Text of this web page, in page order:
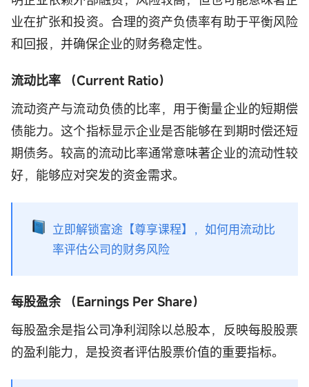
业在扩张和投资。合理的资产负债率有助于平衡风险
和回报，并确保企业的财务稳定性。
流动比率 （Current Ratio）
流动资产与流动负债的比率，用于衡量企业的短期偿
债能力。这个指标显示企业是否能够在到期时偿还短
期债务。较高的流动比率通常意味著企业的流动性较
好，能够应对突发的资金需求。
立即解锁富途【尊享课程】，如何用流动比
率评估公司的财务风险
每股盈余 （Earnings Per Share）
每股盈余是指公司净利润除以总股本，反映每股股票
的盈利能力，是投资者评估股票价值的重要指标。